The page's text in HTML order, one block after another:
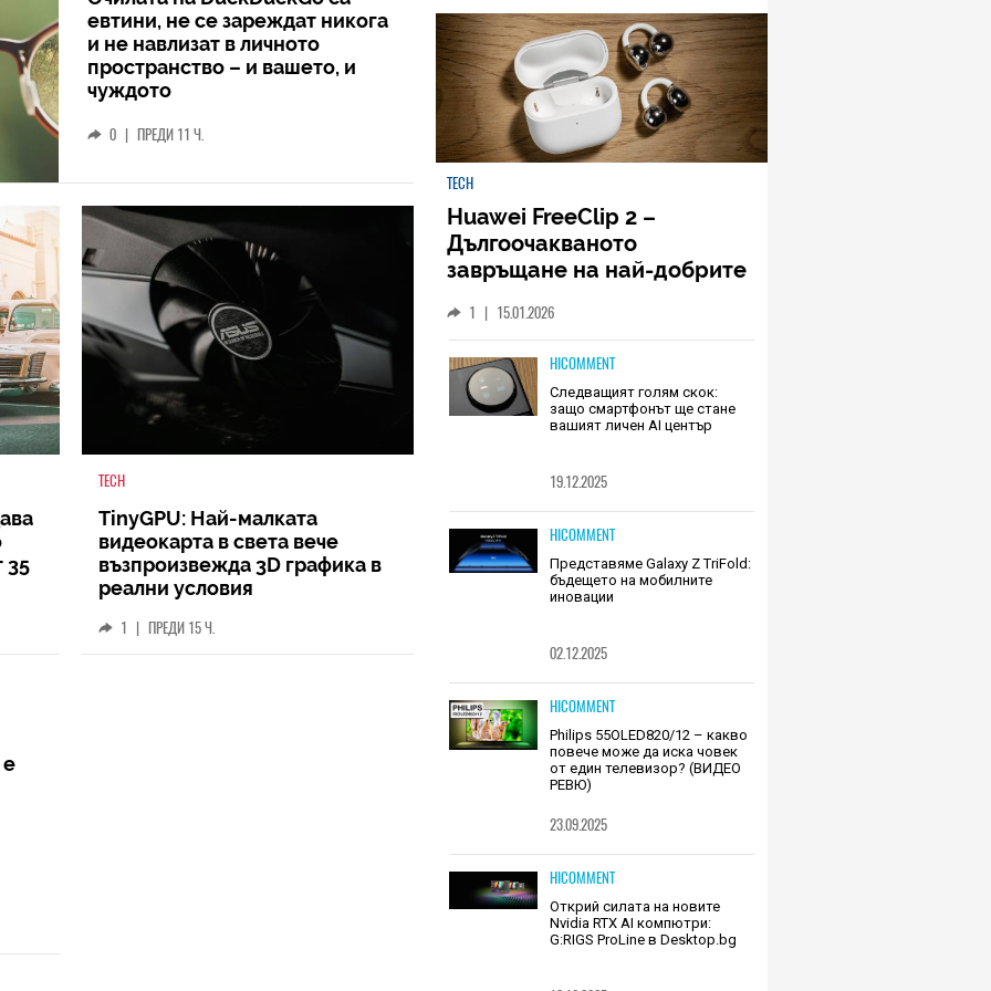
евтини, не се зареждат никога
и не навлизат в личното
пространство – и вашето, и
чуждото
0 | ПРЕДИ 11 Ч.
35
TECH
TinyGPU: Най-малката
видеокарта в света вече
възпроизвежда 3D графика в
реални условия
1 | ПРЕДИ 15 Ч.
е
TECH
Huawei FreeClip 2 –
Дългоочакваното
завръщане на най-добрите
1 | 15.01.2026
HICOMMENT
Следващият голям скок:
защо смартфонът ще стане
вашият личен AI център
19.12.2025
HICOMMENT
Представяме Galaxy Z TriFold:
бъдещето на мобилните
иновации
02.12.2025
HICOMMENT
Philips 55OLED820/12 – какво
повече може да иска човек
от един телевизор? (ВИДЕО
РЕВЮ)
23.09.2025
HICOMMENT
Открий силата на новите
Nvidia RTX AI компютри:
G:RIGS ProLine в Desktop.bg